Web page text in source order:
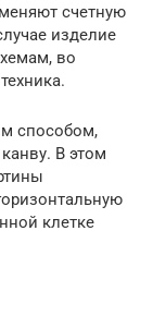
счетную
изделие
во
способом,
В этом
клетке